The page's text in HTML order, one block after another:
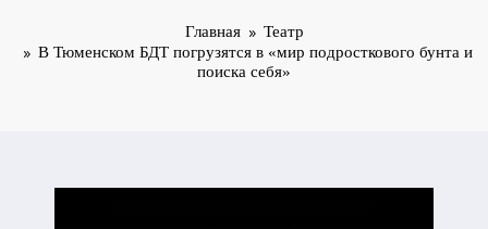
Главная
Театр
В Тюменском БДТ погрузятся в «мир подросткового бунта и
поиска себя»